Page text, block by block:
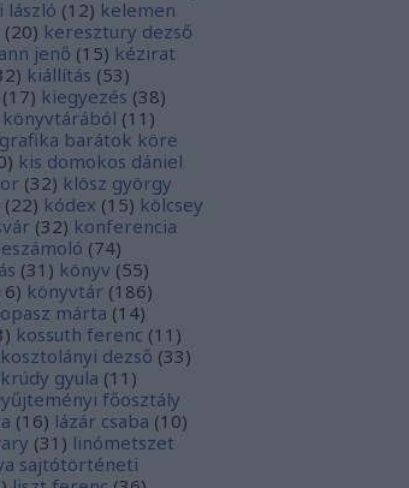
lászló (12) kelemen
(20) keresztury dezső
jenő (15) kézirat
) kiállítás (53)
(17) kiegyezés (38)
(11 )
barátok köre
) kis domokos dániel
(32) klösz györgy
(22) kódex (15) kölcsey
(32) konferencia
(74)
(31 ) könyv (55)
) könyvtár (186)
márta (14)
) kossuth ferenc (11 )
kosztolányi dezső (33)
krúdy gyula (11 )
főosztály
(16) lázár csaba (10)
(31 ) linómetszet
sajtótörténeti